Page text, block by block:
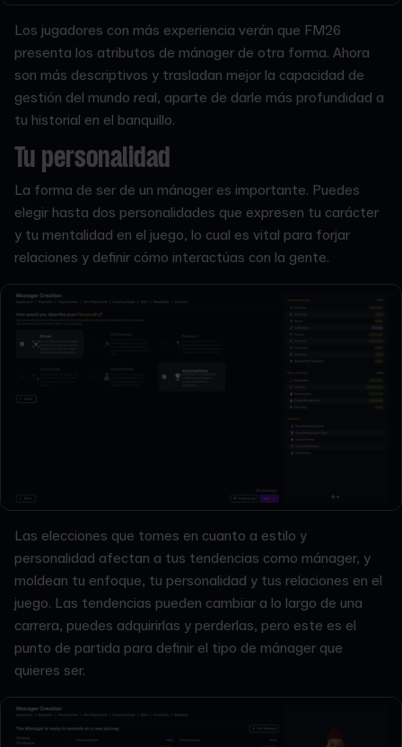
Los jugadores con más experiencia verán que FM26
presenta los atributos de mánager de otra forma. Ahora
son más descriptivos y trasladan mejor la capacidad de
gestión del mundo real, aparte de darle más profundidad a
tu historial en el banquillo.
Tu personalidad
La forma de ser de un mánager es importante. Puedes
elegir hasta dos personalidades que expresen tu carácter
y tu mentalidad en el juego, lo cual es vital para forjar
relaciones y definir cómo interactúas con la gente.
Las elecciones que tomes en cuanto a estilo y
personalidad afectan a tus tendencias como mánager, y
moldean tu enfoque, tu personalidad y tus relaciones en el
juego. Las tendencias pueden cambiar a lo largo de una
carrera, puedes adquirirlas y perderlas, pero este es el
punto de partida para definir el tipo de mánager que
quieres ser.